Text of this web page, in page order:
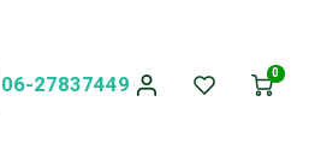
06-27837449 0